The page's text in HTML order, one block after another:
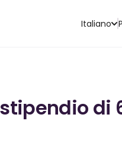
Italiano
di